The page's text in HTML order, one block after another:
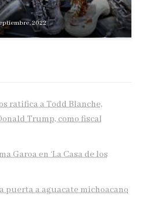
2022
ratifica a Todd Blanche,
Trump, como fiscal
Garoa en ‘La Casa de los
puerta a aguacate michoacano